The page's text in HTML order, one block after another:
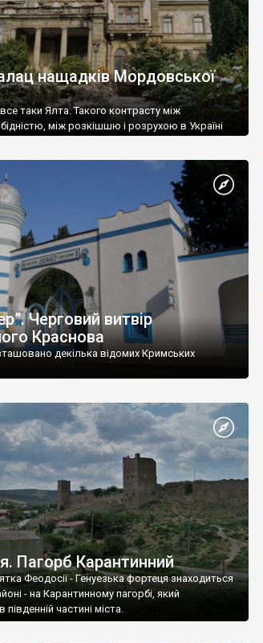
нащадків Мордовської
таки Ялта. Такого контрасту між
бідністю, між розкішшю і розрухою в Україні
Черговий витвір
Краснова
декілька відомих Кримських
Пагорб Карантинний
Феодосії - Генуезька фортеця знаходиться
- на Карантинному пагорбі, який
південній частині міста.